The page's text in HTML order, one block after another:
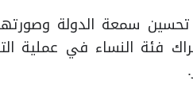
سمعة الدولة
فئة النساء في عملية